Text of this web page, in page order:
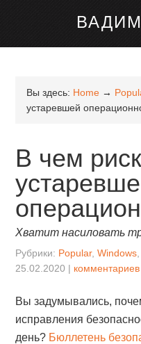
Вы здесь: Home →
устаревшей
В чем
Хватит насиловать
Рубрики: Popular,Windows
25.02.2020
Вы задумывались,
исправления
день? Бюллетень